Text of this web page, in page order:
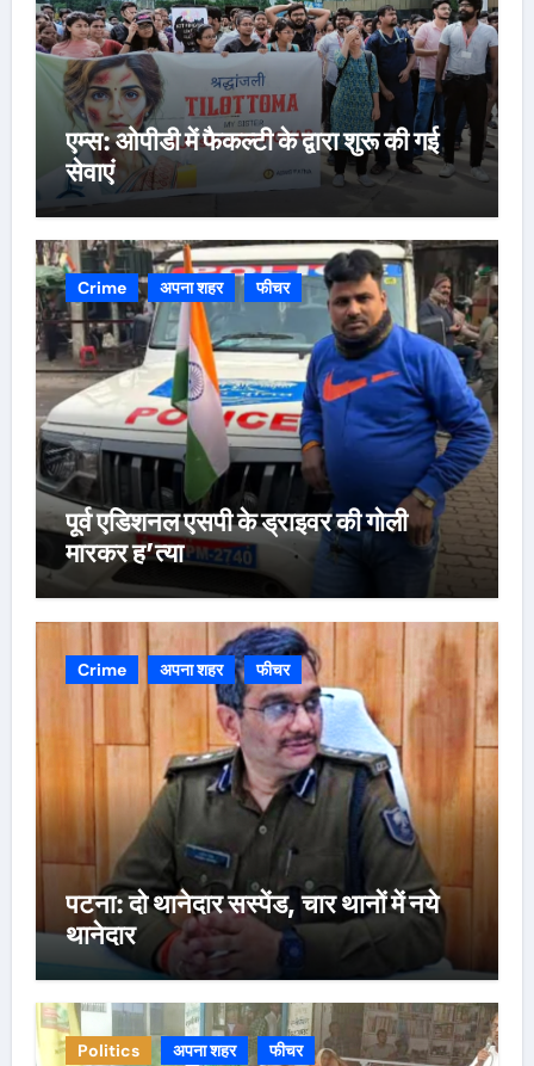
एम्स: ओपीडी में फैकल्टी के द्वारा शुरू की गई
सेवाएं
Crime अपना शहर फीचर
पूर्व एडिशनल एसपी के ड्राइवर की गोली
मारकर ह’त्या
Crime अपना शहर फीचर
पटना: दो थानेदार सस्पेंड, चार थानों में नये
थानेदार
Politics अपना शहर फीचर